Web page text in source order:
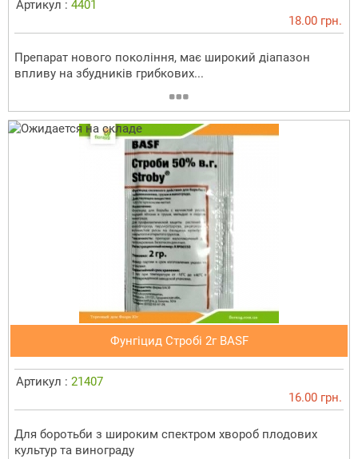
Артикул : 4401
18.00 грн.
Препарат нового покоління, має широкий діапазон
впливу на збудників грибкових...
Фунгіцид Стробі 2г BASF
Артикул : 21407
16.00 грн.
Для боротьби з широким спектром хвороб плодових
культур та винограду